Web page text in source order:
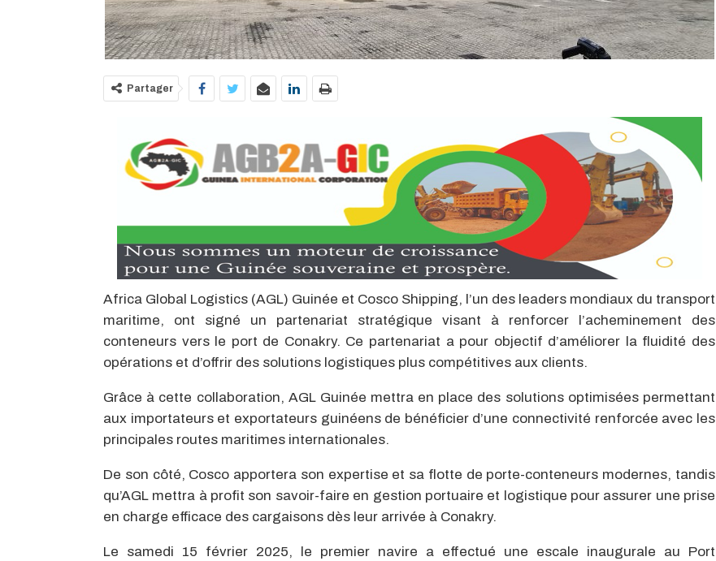
Partager
Africa Global Logistics (AGL) Guinée et Cosco Shipping, l’un des leaders mondiaux du transport
maritime, ont signé un partenariat stratégique visant à renforcer l’acheminement des
conteneurs vers le port de Conakry. Ce partenariat a pour objectif d’améliorer la fluidité des
opérations et d’offrir des solutions logistiques plus compétitives aux clients.
Grâce à cette collaboration, AGL Guinée mettra en place des solutions optimisées permettant
aux importateurs et exportateurs guinéens de bénéficier d’une connectivité renforcée avec les
principales routes maritimes internationales.
De son côté, Cosco apportera son expertise et sa flotte de porte-conteneurs modernes, tandis
qu’AGL mettra à profit son savoir-faire en gestion portuaire et logistique pour assurer une prise
en charge efficace des cargaisons dès leur arrivée à Conakry.
Le samedi 15 février 2025, le premier navire a effectué une escale inaugurale au Port